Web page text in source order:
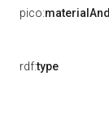
pico:
rdf:type